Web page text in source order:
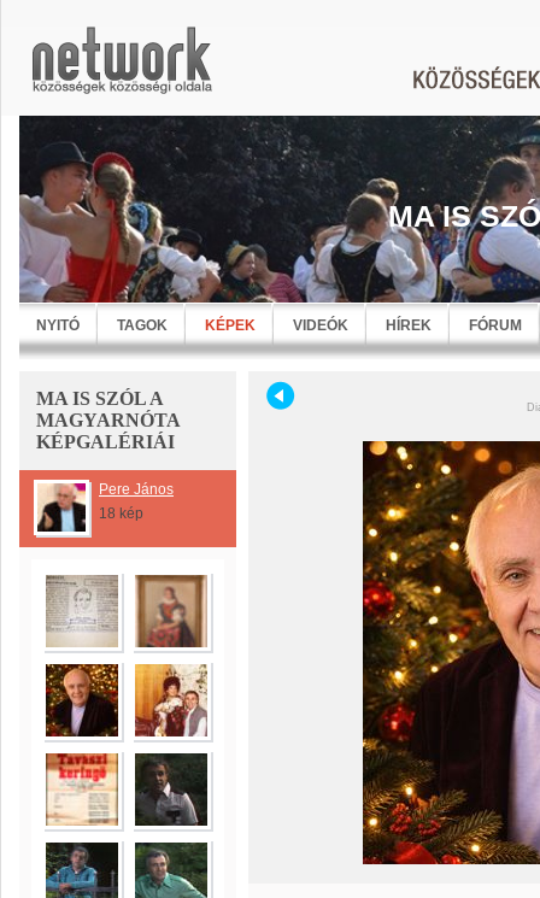
MA IS
NYITÓ TAGOK KÉPEK VIDEÓK HÍREK FÓRUM
MA IS SZÓL A
MAGYARNÓTA
KÉPGALÉRIÁI
Pere János
18 kép